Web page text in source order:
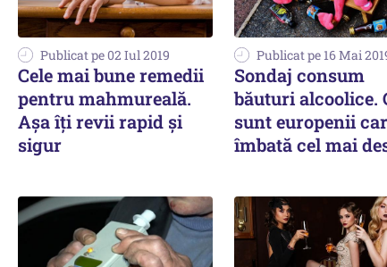
Publicat pe 02 Iul 2019
Cele mai bune remedii
pentru mahmureală.
Aşa îţi revii rapid şi
sigur
Publicat pe 16 Mai
Sondaj consum
băuturi alcoolice.
sunt europenii
îmbată cel mai